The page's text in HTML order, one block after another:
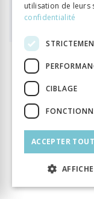
38.00
INFORMATION
Auteur
Éditeur
Nombre de pages
Thème
utilisation de leurs
confidentialité
CIBLAGE
ACCEPTER TOUT